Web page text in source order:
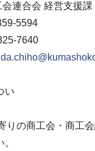
合会 経営支援
5594
7640
い
りの商工会・商工